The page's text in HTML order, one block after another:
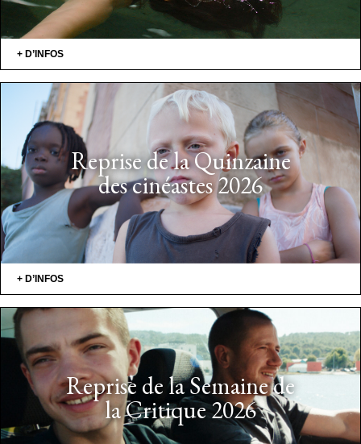
+ D’INFOS
Reprise de la Quinzaine
des cinéastes 2026
+ D’INFOS
Reprise de la Semaine de
la Critique 2026